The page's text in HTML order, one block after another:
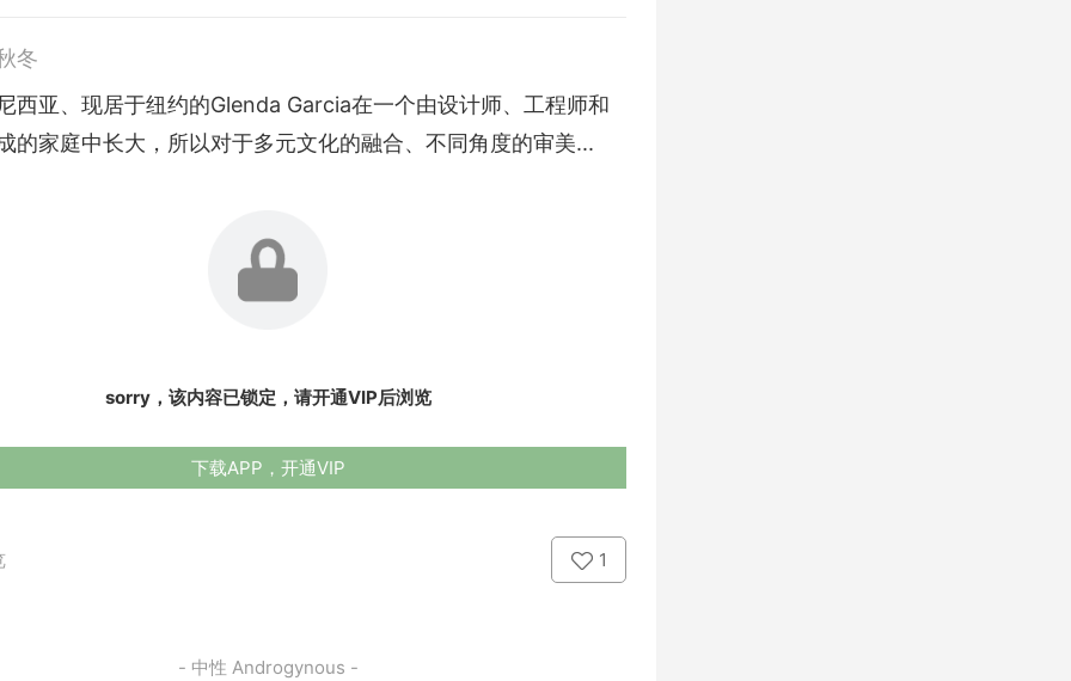
冬
西亚、现居于纽约的Glenda Garcia在一个由设计师、工程师和
的家庭中长大，所以对于多元文化的融合、不同角度的审美...
sorry，该内容已锁定，请开通VIP后浏览
下载APP，开通VIP
1
- 中性 Androgynous -